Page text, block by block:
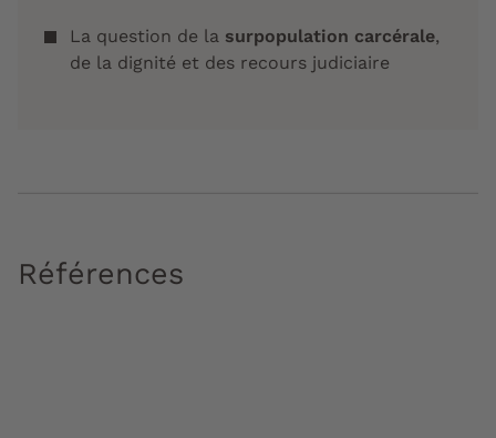
La question de la surpopulation carcérale,
de la dignité et des recours judiciaire
Références